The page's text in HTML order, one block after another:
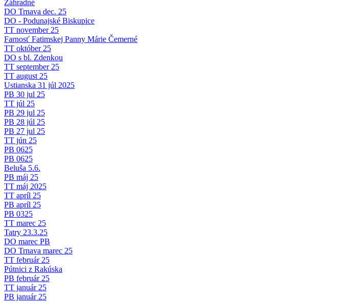
Záhradné
DO Trnava dec. 25
DO - Podunajské Biskupice
TT november 25
Farnosť Fatimskej Panny Márie Čemerné
TT október 25
DO s bl. Zdenkou
TT september 25
TT august 25
Ustianska 31 júl 2025
PB 30 jul 25
TT júl 25
PB 29 jul 25
PB 28 júl 25
PB 27 jul 25
TT jún 25
PB 0625
PB 0625
Beluša 5.6.
PB máj 25
TT máj 2025
TT apríl 25
PB apríl 25
PB 0325
TT marec 25
Tatry 23.3.25
DO marec PB
DO Trnava marec 25
TT február 25
Pútnici z Rakúska
PB február 25
TT január 25
PB január 25